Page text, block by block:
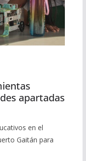
apartadas
en el
Gaitán para